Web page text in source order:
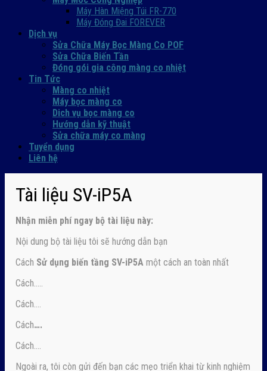
Máy Hàn Miệng Túi FR-770
Máy Đóng Đai FOREVER
Dịch vụ
Sửa Chữa Máy Bọc Màng Co POF
Sửa Chữa Biến Tần
Đóng gói gia công màng co nhiệt
Tin Tức
Màng co nhiệt
Máy bọc màng co
Dich vụ bọc màng co
Hướng dẫn kỹ thuật
Sửa chữa máy co màng
Tuyển dụng
Liên hệ
Tài liệu SV-iP5A
Nhận miễn phí ngay bộ tài liệu này:
Nội dung bộ tài liệu tôi sẽ hướng dẫn bạn
Cách Sử dụng biến tầng SV-iP5A một cách an toàn nhất
Cách…..
Cách….
Cách….
Cách….
Ngoài ra, tôi còn gửi đến bạn các mẹo triển khai từ kinh nghiệm